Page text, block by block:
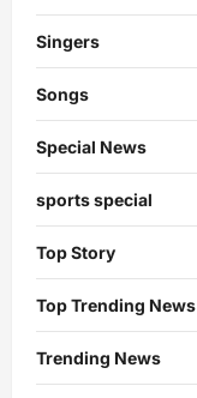
Singers
Songs
Special News
sports special
Top Story
Top Trending News
Trending News